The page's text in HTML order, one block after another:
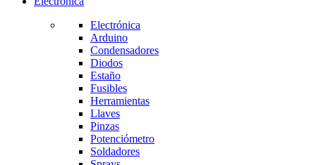
Electrónica
Arduino
Condensadores
Diodos
Estaño
Fusibles
Herramientas
Llaves
Pinzas
Potenciómetro
Soldadores